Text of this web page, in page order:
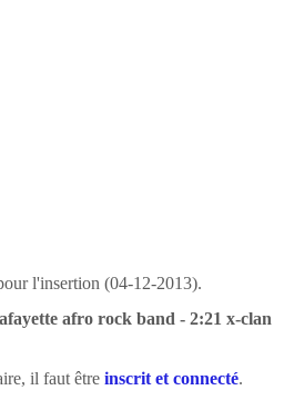
l'insertion (04-12-2013).
afro rock band - 2:21 x-clan
il faut être inscrit et connecté.